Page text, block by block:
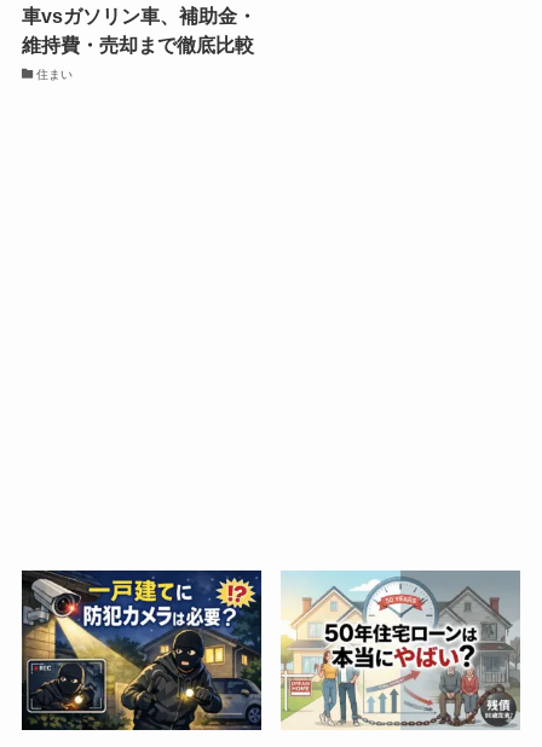
車vsガソリン車、補助金・
維持費・売却まで徹底比較
住まい